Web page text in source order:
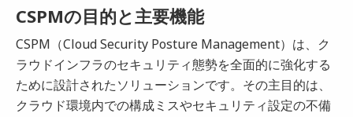
CSPMの目的と主要機能
CSPM（Cloud Security Posture Management）は、ク
ラウドインフラのセキュリティ態勢を全面的に強化する
ために設計されたソリューションです。その主目的は、
クラウド環境内での構成ミスやセキュリティ設定の不備